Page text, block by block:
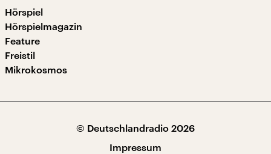
Hörspiel
Hörspielmagazin
Feature
Freistil
Mikrokosmos
© Deutschlandradio 2026
Impressum